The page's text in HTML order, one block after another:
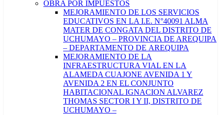
OBRA POR IMPUESTOS
MEJORAMIENTO DE LOS SERVICIOS
EDUCATIVOS EN LA I.E. N°40091 ALMA
MATER DE CONGATA DEL DISTRITO DE
UCHUMAYO – PROVINCIA DE AREQUIPA
– DEPARTAMENTO DE AREQUIPA
MEJORAMIENTO DE LA
INFRAESTRUCTURA VIAL EN LA
ALAMEDA CUAJONE AVENIDA 1 Y
AVENIDA 2 EN EL CONJUNTO
HABITACIONAL IGNACION ALVAREZ
THOMAS SECTOR I Y II, DISTRITO DE
UCHUMAYO –